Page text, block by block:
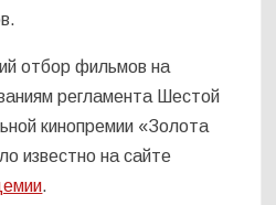
отбор фильмов на
регламента Шестой
кинопремии «Золота
известно на сайте
.